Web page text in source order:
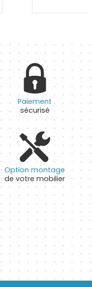
Paiement
sécurisé
Option montage
de votre mobilier